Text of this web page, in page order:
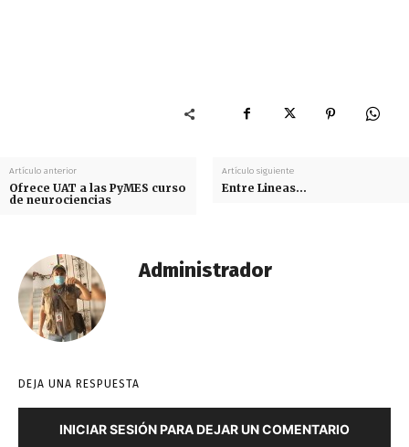
Artículo anterior
Ofrece UAT a las PyMES curso
de neurociencias
Artículo siguiente
Entre Lineas…
Administrador
DEJA UNA RESPUESTA
INICIAR SESIÓN PARA DEJAR UN COMENTARIO